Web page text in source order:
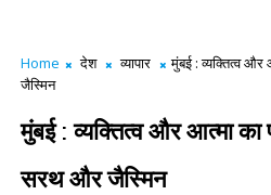
Home देश व्यापार
मुंबई : व्यक्तित्व और
जैस्मिन
मुंबई : व्यक्तित्व और आत्मा का
सरथ और जैस्मिन